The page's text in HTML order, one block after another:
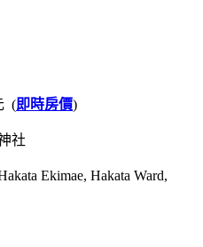
(即時房價)
社
Ekimae, Hakata Ward,